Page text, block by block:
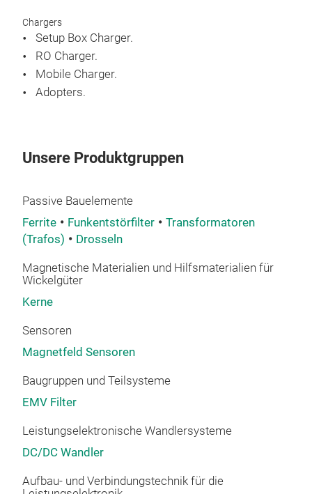
Chargers
Setup Box Charger.
RO Charger.
Mobile Charger.
Adopters.
Unsere Produktgruppen
Passive Bauelemente
Ferrite
Funkentstörfilter
Transformatoren
(Trafos)
Drosseln
Magnetische Materialien und Hilfsmaterialien für
Wickelgüter
Kerne
Sensoren
Magnetfeld Sensoren
Baugruppen und Teilsysteme
EMV Filter
Leistungselektronische Wandlersysteme
DC/DC Wandler
Aufbau- und Verbindungstechnik für die